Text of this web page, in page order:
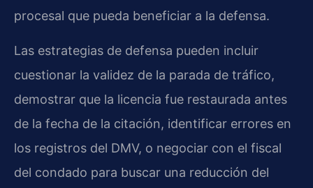
procesal que pueda beneficiar a la defensa.
Las estrategias de defensa pueden incluir
cuestionar la validez de la parada de tráfico,
demostrar que la licencia fue restaurada antes
de la fecha de la citación, identificar errores en
los registros del DMV, o negociar con el fiscal
del condado para buscar una reducción del